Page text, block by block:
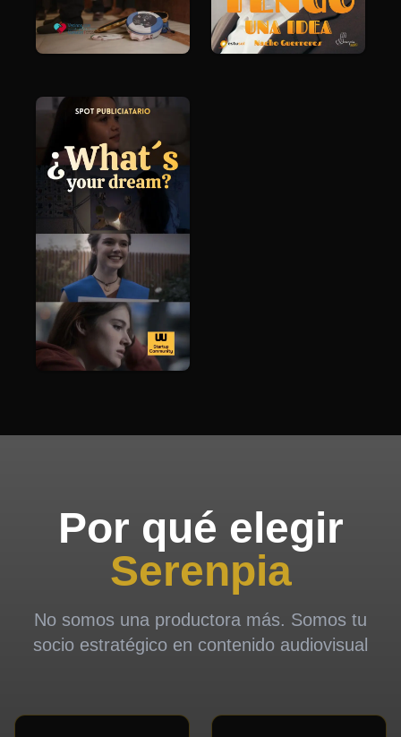
comunidad
Serenpia
spot institucional
Estusol S.L.
PUBLICIDAD
Finalizado
1 minuto 30 segundos
motivacional
emocional
inspirador
Serenpia
Por qué elegir
Serenpia
No somos una productora más. Somos tu
socio estratégico en contenido audiovisual